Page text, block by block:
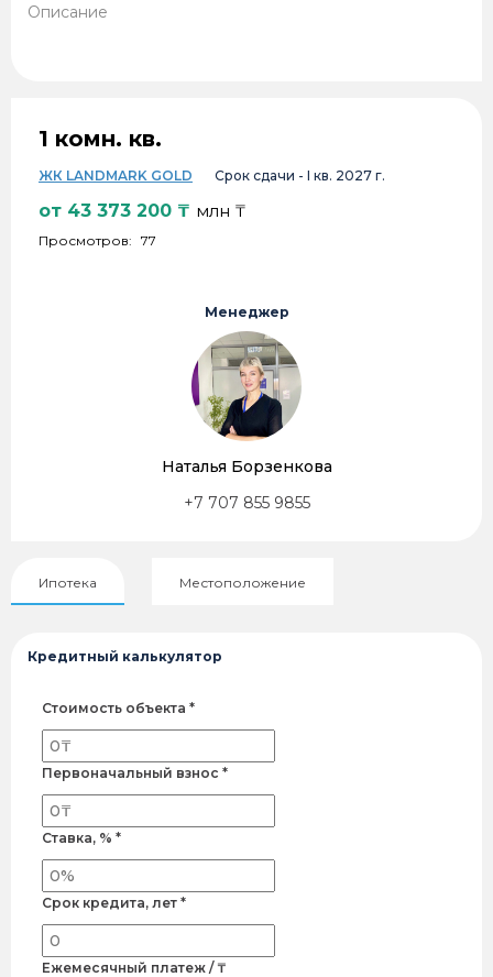
Описание
1 комн. кв.
ЖК LANDMARK GOLD Срок сдачи - I кв. 2027 г.
от 43 373 200 ₸ млн ₸
Просмотров: 77
Менеджер
Наталья Борзенкова
+7 707 855 9855
Ипотека Местоположение
Кредитный калькулятор
Стоимость объекта *
Первоначальный взнос *
Ставка, % *
Срок кредита, лет *
Ежемесячный платеж / ₸